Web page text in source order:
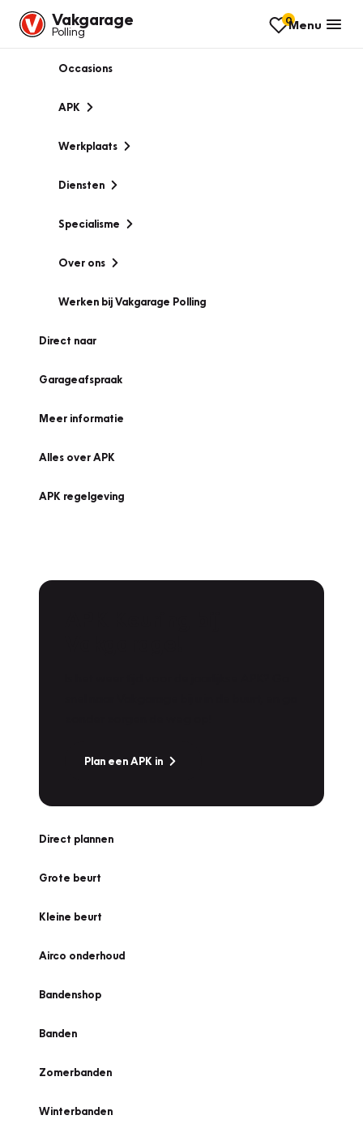
Vakgarage
Polling
0Menu
Occasions
APK
Werkplaats
Diensten
Specialisme
Over ons
Werken bij Vakgarage Polling
Direct naar
Garageafspraak
Meer informatie
Alles over APK
APK regelgeving
Plan een APK in
Direct plannen
Grote beurt
Kleine beurt
Airco onderhoud
Bandenshop
Banden
Zomerbanden
Winterbanden